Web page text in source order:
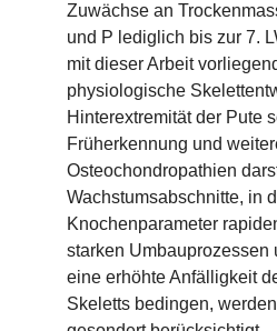
Zuwächse an
und P lediglich bis zur 7.
mit dieser Arbeit
physiologische
Hinterextremität der Pute
Früherkennung und
Osteochondropathien
Wachstumsabschnitte, in
Knochenparameter
starken Umbauprozessen
eine erhöhte Anfälligkeit
Skeletts bedingen,